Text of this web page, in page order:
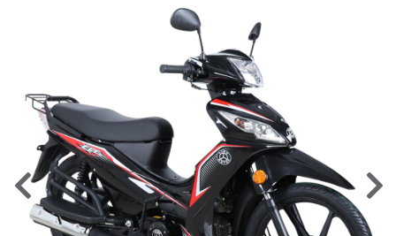
Previous